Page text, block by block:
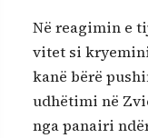
Në reagimin e
vitet si
kanë bërë
udhëtimi në
nga panairi